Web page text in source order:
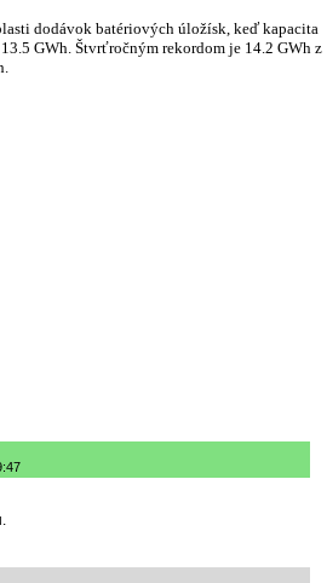
dodávok batériových úložísk, keď kapacita
GWh. Štvrťročným rekordom je 14.2 GWh z